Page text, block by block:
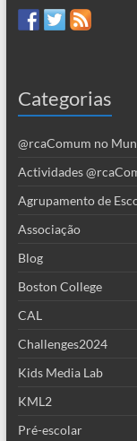
Categorias
@rcaComum no
Actividades
Agrupamento de
Associação
Blog
Boston College
CAL
Challenges2024
Kids Media Lab
KML2
Pré-escolar